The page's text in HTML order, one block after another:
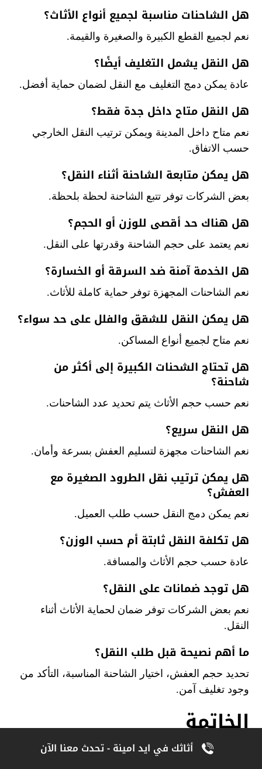
هل الشاحنات مناسبة لجميع أنواع الأثاث؟
نعم لجميع القطع الكبيرة والصغيرة والقيمة.
هل النقل يشمل التغليف أيضًا؟
عادة يمكن دمج التغليف مع النقل لضمان حماية أفضل.
هل النقل متاح داخل جدة فقط؟
نعم متاح داخل المدينة ويمكن ترتيب النقل الخارجي
حسب الاتفاق.
هل يمكن متابعة الشاحنة أثناء النقل؟
بعض الشركات توفر تتبع الشاحنة لحظة بلحظة.
هل هناك حد أقصى للوزن أو الحجم؟
نعم يعتمد على حجم الشاحنة وقدرتها على النقل.
هل الخدمة آمنة ضد السرقة أو الخسارة؟
نعم الشاحنات المجهزة توفر حماية كاملة للأثاث.
هل يمكن النقل للشقق والفلل على حد سواء؟
نعم متاح لجميع أنواع المساكن.
هل تحتاج الشحنات الكبيرة إلى أكثر من
شاحنة؟
نعم حسب حجم الأثاث يتم تحديد عدد الشاحنات.
هل النقل سريع؟
نعم الشاحنات مجهزة لتسليم العفش بسرعة وأمان.
هل يمكن ترتيب نقل الطرود الصغيرة مع
العفش؟
نعم يمكن دمج النقل حسب طلب العميل.
هل تكلفة النقل ثابتة أم حسب الوزن؟
عادة حسب حجم الأثاث والمسافة.
هل توجد ضمانات على النقل؟
نعم بعض الشركات توفر ضمان لحماية الأثاث أثناء
النقل.
ما أهم نصيحة قبل طلب النقل؟
تحديد حجم العفش، اختيار الشاحنة المناسبة، التأكد من
وجود تغليف آمن.
الخاتمة
في النهاية، يمكن القول إن عملية نقل العفش ليست
أثاثك في ايد امينة - تحدث معنا الآن